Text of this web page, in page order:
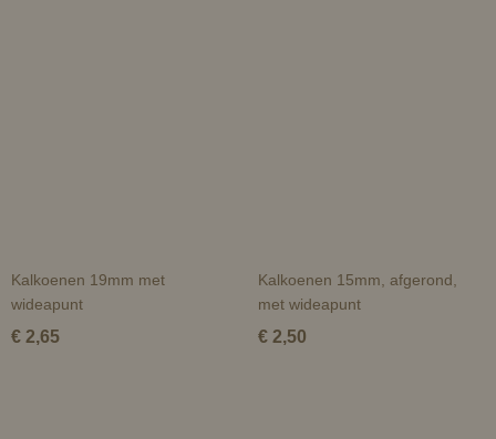
Kalkoenen 19mm met
wideapunt
€ 2,65
Kalkoenen 15mm, afgerond,
met wideapunt
€ 2,50